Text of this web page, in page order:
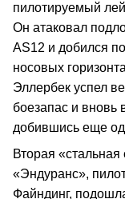
пилотируемый
Он атаковал
AS12 и добился
носовых
Эллербек успел
боезапас и вновь
добившись еще
Вторая «стальная
«Эндуранс»,
Файндинг,